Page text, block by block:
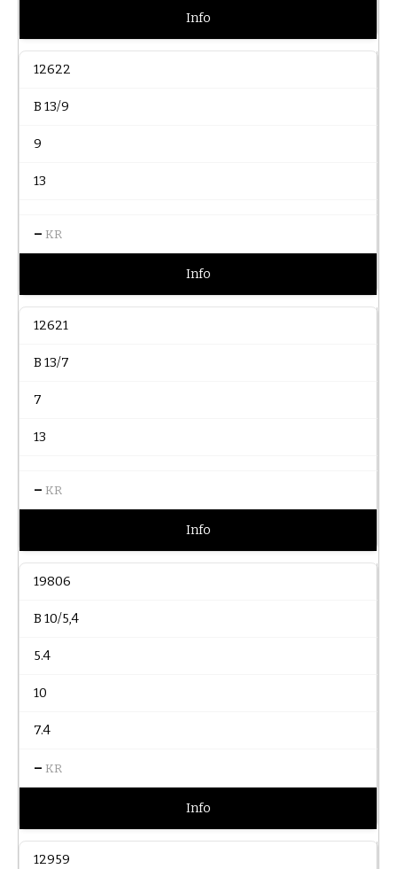
Info
12622
B 13/9
9
13
– KR
Info
12621
B 13/7
7
13
– KR
Info
19806
B 10/5,4
5.4
10
7.4
– KR
Info
12959